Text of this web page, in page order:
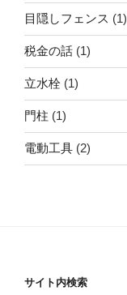
目隠しフェンス (1)
税金の話 (1)
立水栓 (1)
門柱 (1)
電動工具 (2)
サイト内検索